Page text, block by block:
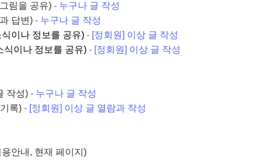
림을 공유) - 누구나 글 작성
답변) - 누구나 글 작성
이나 정보를 공유) - [정회원] 이상 글 작성
식이나 정보를 공유) - [정회원] 이상 글 작성
작성) - 누구나 글 작성
록) - [정회원] 이상 글 열람과 작성
안내, 현재 페이지)